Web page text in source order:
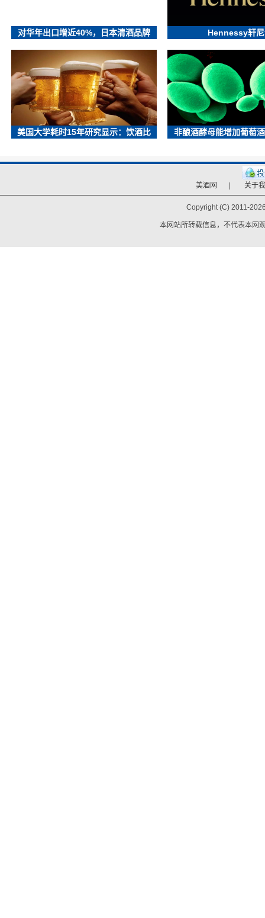
对华年出口增近40%，日本清酒品牌 Hennessy轩
美国大学耗时15年研究显示：饮酒比 非酿酒酵母能增加葡萄
美酒网 关于
Copyright (C) 2011-
本网站所转载信息，不代表本网